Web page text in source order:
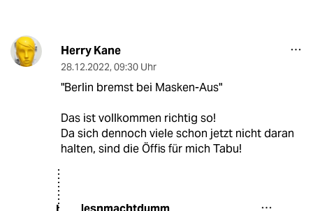
Herry Kane
28.12.2022, 09:30 Uhr
"Berlin bremst bei Masken-Aus"
Das ist vollkommen richtig so!
Da sich dennoch viele schon jetzt nicht daran
halten, sind die Öffis für mich Tabu!